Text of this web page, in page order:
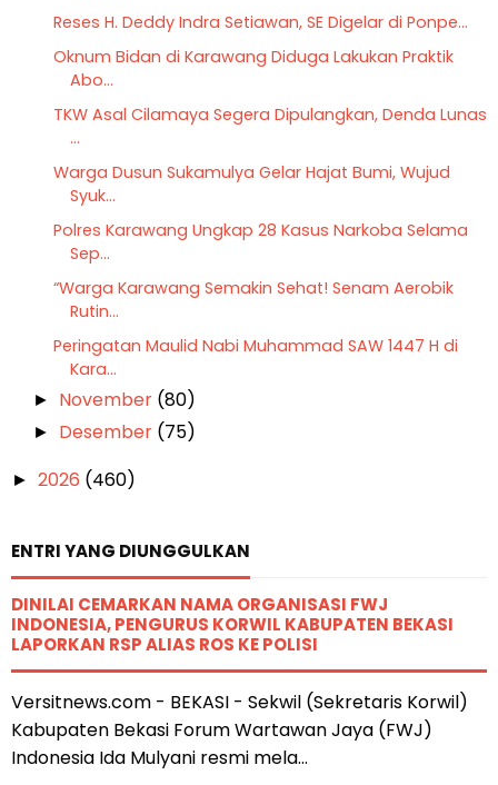
Reses H. Deddy Indra Setiawan, SE Digelar di Ponpe...
Oknum Bidan di Karawang Diduga Lakukan Praktik
Abo...
TKW Asal Cilamaya Segera Dipulangkan, Denda Lunas
...
Warga Dusun Sukamulya Gelar Hajat Bumi, Wujud
Syuk...
Polres Karawang Ungkap 28 Kasus Narkoba Selama
Sep...
“Warga Karawang Semakin Sehat! Senam Aerobik
Rutin...
Peringatan Maulid Nabi Muhammad SAW 1447 H di
Kara...
► November (80)
► Desember (75)
► 2026 (460)
ENTRI YANG DIUNGGULKAN
DINILAI CEMARKAN NAMA ORGANISASI FWJ
INDONESIA, PENGURUS KORWIL KABUPATEN BEKASI
LAPORKAN RSP ALIAS ROS KE POLISI
Versitnews.com - BEKASI - Sekwil (Sekretaris Korwil)
Kabupaten Bekasi Forum Wartawan Jaya (FWJ)
Indonesia Ida Mulyani resmi mela...